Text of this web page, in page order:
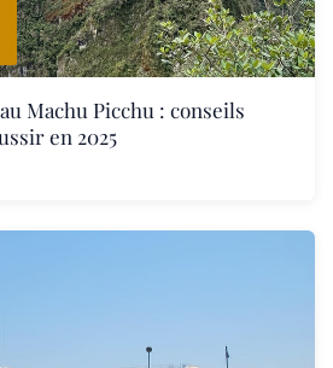
Machu Picchu : conseils
en 2025